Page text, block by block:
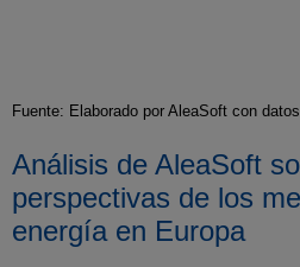
Fuente: Elaborado por AleaSoft con
Análisis de AleaSoft
perspectivas de los
energía en Europa